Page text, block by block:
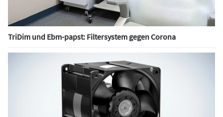
TriDim und Ebm-papst: Filtersystem gegen Corona